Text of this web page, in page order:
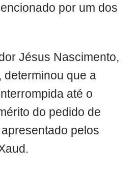
por um dos
Jésus Nascimento,
determinou que a
até o
do pedido de
pelos